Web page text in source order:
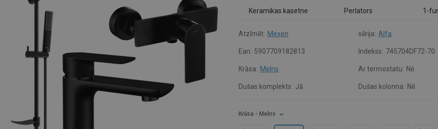
Keramikas kasetne Perlators 1-
Atzīmēt: Mexen sērija: Alfa
Ean: 5907709182813 Indekss: 745704DF72-70
Krāsa: Melns Ar termostatu: Nē
Dušas komplekts: Jā Dušas kolonna: Nē
Krāsa - Melns